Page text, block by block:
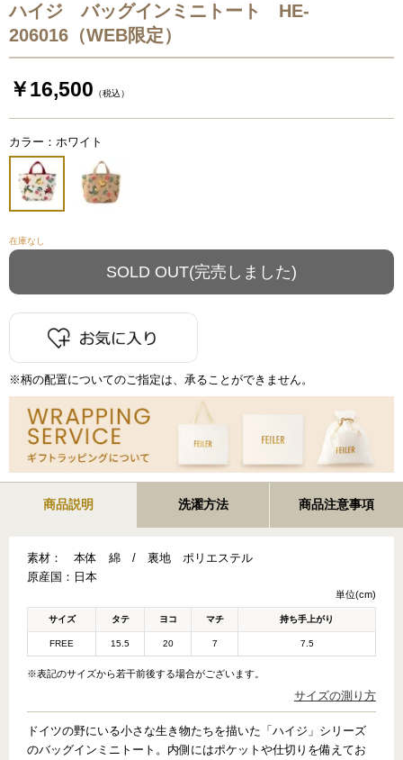
ハイジ バッグインミニトート HE-
206016（WEB限定）
￥16,500 （税込）
カラー：ホワイト
在庫なし
※柄の配置についてのご指定は、承ることができません。
商品説明 洗濯方法 商品注意事項
素材：
本体 綿 / 裏地 ポリエステル
原産国： 日本
単位(cm)
サイズ タテ ヨコ マチ 持ち手上がり
FREE 15.5 20 7 7.5
※表記のサイズから若干前後する場合がございます。
サイズの測り方
ドイツの野にいる小さな生き物たちを描いた「ハイジ」シリーズ
のバッグインミニトート。内側にはポケットや仕切りを備えてお